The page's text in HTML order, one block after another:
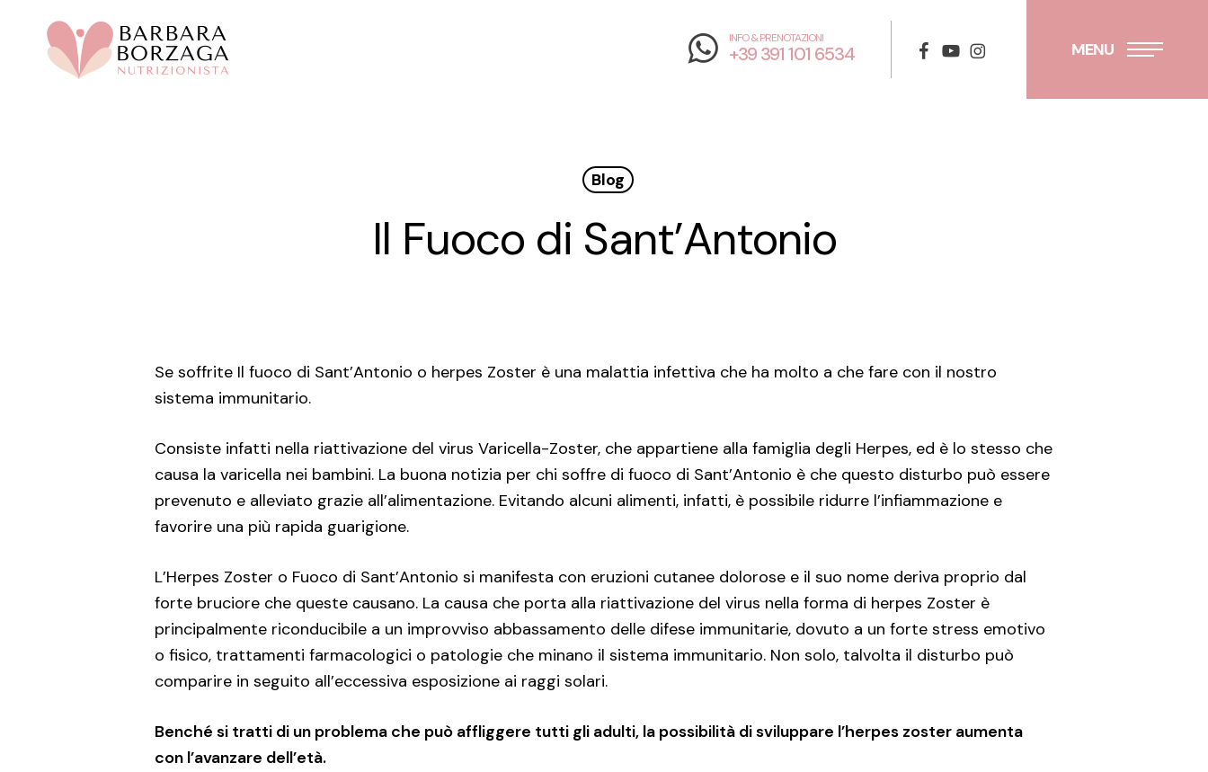
INFO & PRENOTAZIONI
+39 391 101 6534 facebook
youtubeinstagram MENU
Blog
Il Fuoco di Sant’Antonio
Se soffrite Il fuoco di Sant’Antonio o herpes Zoster è una malattia infettiva che ha molto a che fare con il nostro
sistema immunitario.
Consiste infatti nella riattivazione del virus Varicella-Zoster, che appartiene alla famiglia degli Herpes, ed è lo stesso che
causa la varicella nei bambini. La buona notizia per chi soffre di fuoco di Sant’Antonio è che questo disturbo può essere
prevenuto e alleviato grazie all’alimentazione. Evitando alcuni alimenti, infatti, è possibile ridurre l’infiammazione e
favorire una più rapida guarigione.
L’Herpes Zoster o Fuoco di Sant’Antonio si manifesta con eruzioni cutanee dolorose e il suo nome deriva proprio dal
forte bruciore che queste causano. La causa che porta alla riattivazione del virus nella forma di herpes Zoster è
principalmente riconducibile a un improvviso abbassamento delle difese immunitarie, dovuto a un forte stress emotivo
o fisico, trattamenti farmacologici o patologie che minano il sistema immunitario. Non solo, talvolta il disturbo può
comparire in seguito all’eccessiva esposizione ai raggi solari.
Benché si tratti di un problema che può affliggere tutti gli adulti, la possibilità di sviluppare l’herpes zoster aumenta
con l’avanzare dell’età.